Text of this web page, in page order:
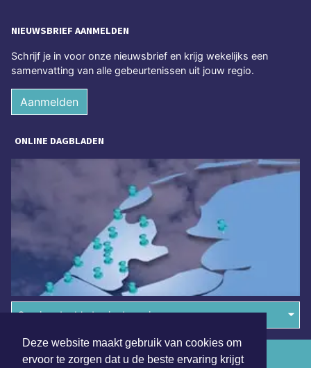
Deze website maakt gebruik van cookies om
ervoor te zorgen dat u de beste ervaring krijgt
NIEUWSBRIEF AANMELDEN
Schrijf je in voor onze nieuwsbrief en krijg wekelijks een
samenvatting van alle gebeurtenissen uit jouw regio.
Aanmelden
ONLINE DAGBLADEN
Overige dagbladen in de regio
Algemene voorwaarden